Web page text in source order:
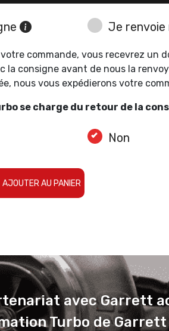
Je renvoie
commande, vous recevrez un
la consigne avant de nous la
nous vous expédierons votre
se charge du retour de la
Non
AJOUTER AU PANIER
avec Garrett
Turbo de